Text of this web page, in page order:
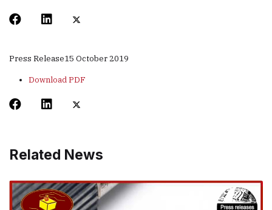
Press Release15 October 2019
Download PDF
Related News